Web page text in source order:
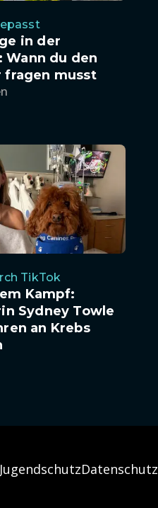
in der
Wann du den
fragen musst
TikTok
Kampf:
Sydney Towle
an Krebs
JugendschutzDatenschutz